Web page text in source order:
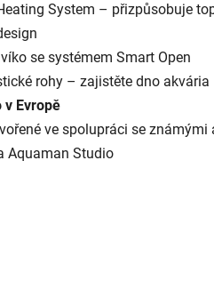
System – přizpůsobuje
se systémem Smart Open
rohy – zajistěte dno akvária
v Evropě
ve spolupráci se
Aquaman Studio